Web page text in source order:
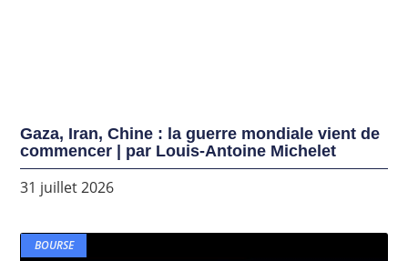
Gaza, Iran, Chine : la guerre mondiale vient de
commencer | par Louis-Antoine Michelet
31 juillet 2026
BOURSE